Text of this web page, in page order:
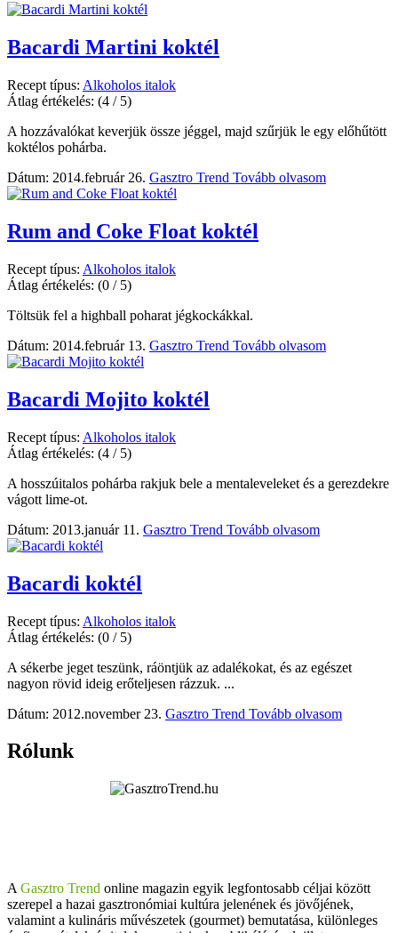
Bacardi Martini koktél
Recept típus: Alkoholos italok
Átlag értékelés: (4 / 5)
A hozzávalókat keverjük össze jéggel, majd szűrjük le egy előhűtött
koktélos pohárba.
Dátum: 2014.február 26. Gasztro Trend Tovább olvasom
Rum and Coke Float koktél
Recept típus: Alkoholos italok
Átlag értékelés: (0 / 5)
Töltsük fel a highball poharat jégkockákkal.
Dátum: 2014.február 13. Gasztro Trend Tovább olvasom
Bacardi Mojito koktél
Recept típus: Alkoholos italok
Átlag értékelés: (4 / 5)
A hosszúitalos pohárba rakjuk bele a mentaleveleket és a gerezdekre
vágott lime-ot.
Dátum: 2013.január 11. Gasztro Trend Tovább olvasom
Bacardi koktél
Recept típus: Alkoholos italok
Átlag értékelés: (0 / 5)
A sékerbe jeget teszünk, ráöntjük az adalékokat, és az egészet
nagyon rövid ideig erőteljesen rázzuk. ...
Dátum: 2012.november 23. Gasztro Trend Tovább olvasom
Rólunk
A Gasztro Trend online magazin egyik legfontosabb céljai között
szerepel a hazai gasztronómiai kultúra jelenének és jövőjének,
valamint a kulináris művészetek (gourmet) bemutatása, különleges